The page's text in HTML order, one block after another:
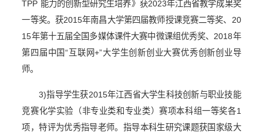
TPP 能力的创新型研究生培养》获2023年江西省教学成果奖
一等奖。获2015年南昌大学第四届教师授课竞赛二等奖、 20
15年第十五届全国多媒体课件大赛中微课组优秀奖、 2018年
第四届中国“互联网+”大学生创新创业大赛优秀创新创业导
师。
3)指导学生获2015年江西省大学生科技创新与职业技能
竞赛化学实验（非专业类和专业类）赛项本科组一等奖各1
项，特评为优秀指导老师。指导本科生研究课题获国家级大